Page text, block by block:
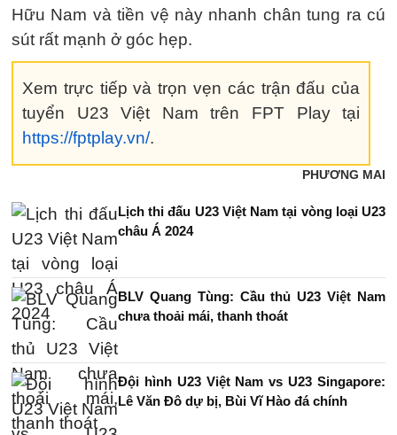
Hữu Nam và tiền vệ này nhanh chân tung ra cú
sút rất mạnh ở góc hẹp.
Xem trực tiếp và trọn vẹn các trận đấu của
tuyển U23 Việt Nam trên FPT Play tại
https://fptplay.vn/.
PHƯƠNG MAI
Lịch thi đấu U23 Việt Nam tại vòng loại U23
châu Á 2024
BLV Quang Tùng: Cầu thủ U23 Việt Nam
chưa thoải mái, thanh thoát
Đội hình U23 Việt Nam vs U23 Singapore:
Lê Văn Đô dự bị, Bùi Vĩ Hào đá chính